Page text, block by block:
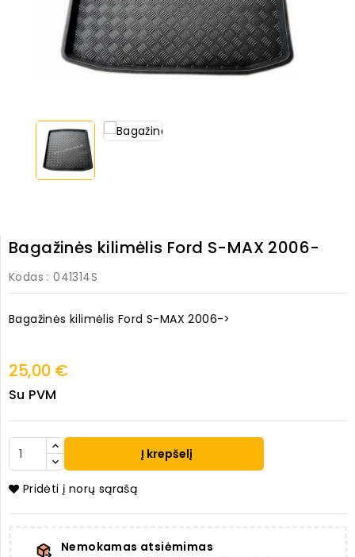
Bagažinės kilimėlis Ford S-MAX 2006-
Kodas : 041314S
Bagažinės kilimėlis Ford S-MAX 2006->
25,00 €
Su PVM
Į krepšelį
Pridėti į norų sąrašą
Nemokamas atsiėmimas